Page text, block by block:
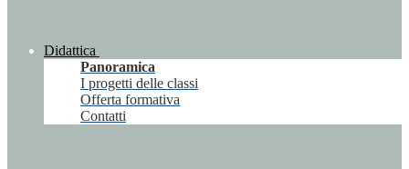
Didattica
Panoramica
I progetti delle classi
Offerta formativa
Contatti